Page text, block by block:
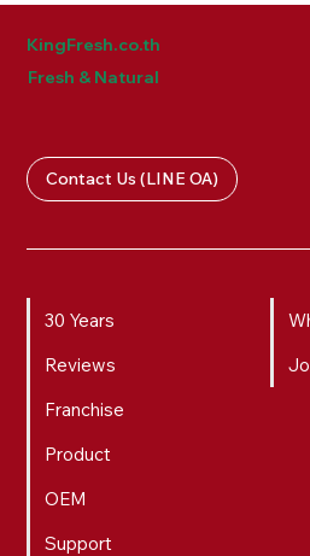
KingFresh.co.th
Fresh & Natural
Contact Us (LINE OA)
30 Years
Reviews
Franchise
Product
OEM
Support